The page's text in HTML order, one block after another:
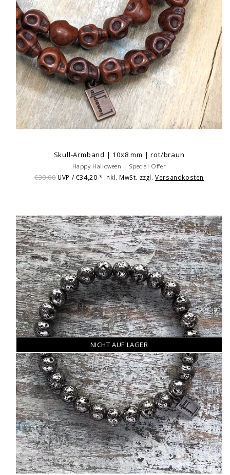
Skull-Armband | 10x8 mm | rot/braun
Happy Halloween | Special Offer
€38,00 UVP / €34,20* Inkl. MwSt. zzgl.Versandkosten
NICHT AUF LAGER